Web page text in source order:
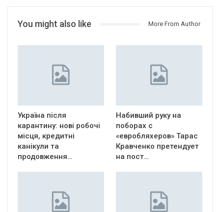
You might also like More From Author
Україна після
карантину: нові робочі
місця, кредитні
канікули та
продовження…
Набивший руку на
поборах с
«евробляхеров» Тарас
Кравченко претендует
на пост…